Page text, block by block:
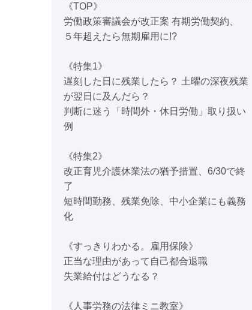
《TOP》
労働政策審議会が改正案 有期労働契約、
５年超えたら無期雇用に!?
《特集1》
遅刻した日に残業したら？ 土曜の深夜残業
が翌日に及んだら？
判断に迷う「時間外・休日労働」取り扱い
例
《特集2》
改正育児介護休業法の猶予措置、6/30で終
了
短時間勤務、残業免除、中小企業にも義務
化
《すっきりわかる。雇用保険》
正当な理由があって自己都合退職
失業給付はどうなる？
《人事労務の法律ミニ教室》